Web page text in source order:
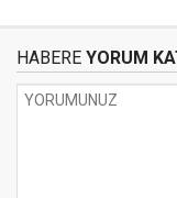
HABERE YORUM